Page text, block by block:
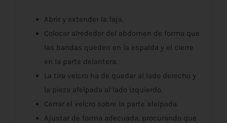
Abrir y extender la faja.
Colocar alrededor del abdomen de forma que
las bandas queden en la espalda y el cierre
en la parte delantera.
La tira velcro ha de quedar al lado derecho y
la pieza afelpada al lado izquierdo.
Cerrar el velcro sobre la parte afelpada.
Ajustar de forma adecuada, procurando que